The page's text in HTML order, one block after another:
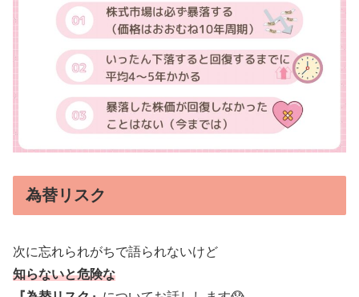
為替リスク
次に忘れられがちで語られないけど
知らないと危険な